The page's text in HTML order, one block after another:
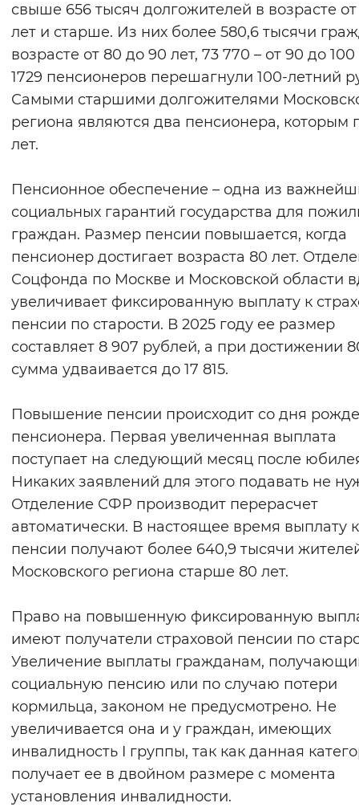
Звуковой ассистент
Воспроизвести Остановить
Вернуть стандартные настройки
свыше 656 тысяч долгожителей в возрасте
лет и старше. Из них более 580,6 тысячи
возрасте от 80 до 90 лет, 73 770 – от 90 до 100
1729 пенсионеров перешагнули 100-летний
Самыми старшими долгожителями
региона являются два пенсионера, которым
лет.
Пенсионное обеспечение – одна из
социальных гарантий государства для
граждан. Размер пенсии повышается, когда
пенсионер достигает возраста 80 лет.
Соцфонда по Москве и Московской области
увеличивает фиксированную выплату к
пенсии по старости. В 2025 году ее размер
составляет 8 907 рублей, а при достижении
сумма удваивается до 17 815.
Повышение пенсии происходит со дня
пенсионера. Первая увеличенная выплата
поступает на следующий месяц после
Никаких заявлений для этого подавать не
Отделение СФР производит перерасчет
автоматически. В настоящее время выплату к
пенсии получают более 640,9 тысячи
Московского региона старше 80 лет.
Право на повышенную фиксированную
имеют получатели страховой пенсии по
Увеличение выплаты гражданам,
социальную пенсию или по случаю потери
кормильца, законом не предусмотрено. Не
увеличивается она и у граждан, имеющих
инвалидность I группы, так как данная
получает ее в двойном размере с момента
установления инвалидности.